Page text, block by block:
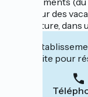
paix pour des
de la nature,
Cet
leur site pour